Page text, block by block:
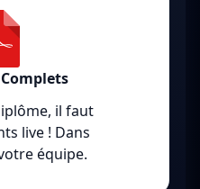
il faut
live ! Dans
équipe.